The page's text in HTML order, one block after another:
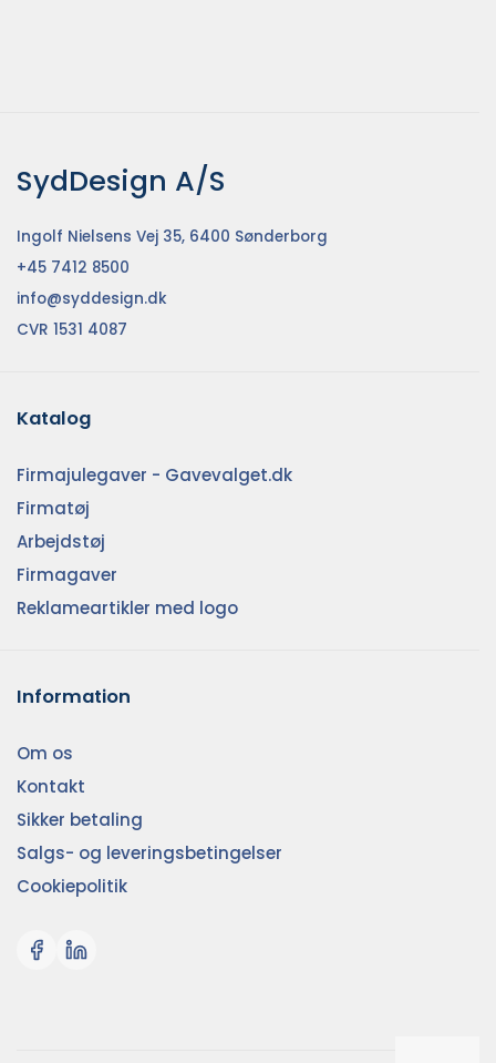
SydDesign A/S
Ingolf Nielsens Vej 35, 6400 Sønderborg
+45 7412 8500
info@syddesign.dk
CVR 1531 4087
Katalog
Firmajulegaver - Gavevalget.dk
Firmatøj
Arbejdstøj
Firmagaver
Reklameartikler med logo
Information
Om os
Kontakt
Sikker betaling
Salgs- og leveringsbetingelser
Cookiepolitik